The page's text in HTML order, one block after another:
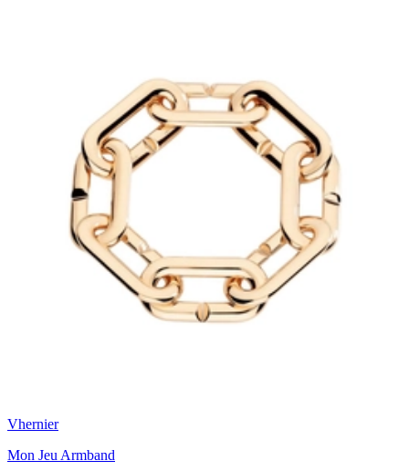
Vhernier
Mon Jeu Armband